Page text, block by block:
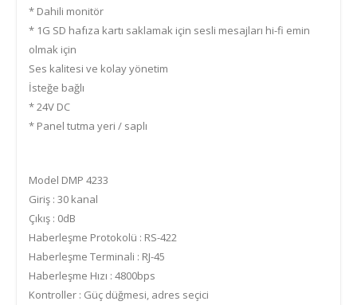
* Dahili monitör
* 1G SD hafıza kartı saklamak için sesli mesajları hi-fi emin
olmak için
Ses kalitesi ve kolay yönetim
İsteğe bağlı
* 24V DC
* Panel tutma yeri / saplı
Model DMP 4233
Giriş : 30 kanal
Çıkış : 0dB
Haberleşme Protokolü : RS-422
Haberleşme Terminali : RJ-45
Haberleşme Hızı : 4800bps
Kontroller : Güç düğmesi, adres seçici